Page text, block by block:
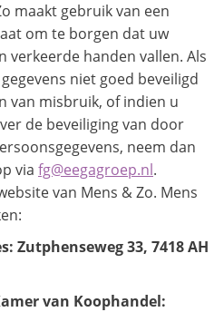
maakt gebruik van een
om te borgen dat uw
verkeerde handen vallen. Als
niet goed beveiligd
van misbruik, of indien u
de beveiliging van door
neem dan
via fg@eegagroep.nl.
van Mens & Zo. Mens
Zutphenseweg 33, 7418 AH
van Koophandel: